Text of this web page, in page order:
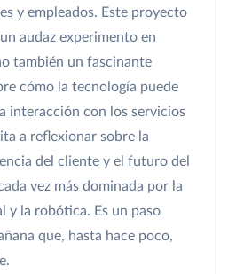
y empleados. Este proyecto
audaz experimento en
también un fascinante
cómo la tecnología puede
interacción con los servicios
a reflexionar sobre la
del cliente y el futuro del
vez más dominada por la
y la robótica. Es un paso
que, hasta hace poco,